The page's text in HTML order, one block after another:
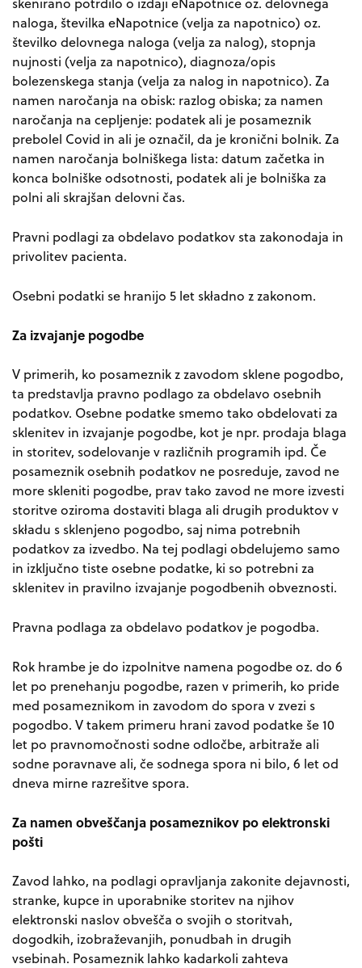
naloga, številka eNapotnice (velja za napotnico) oz.
številko delovnega naloga (velja za nalog), stopnja
nujnosti (velja za napotnico), diagnoza/opis
bolezenskega stanja (velja za nalog in napotnico). Za
namen naročanja na obisk: razlog obiska; za namen
naročanja na cepljenje: podatek ali je posameznik
prebolel Covid in ali je označil, da je kronični bolnik. Za
namen naročanja bolniškega lista: datum začetka in
konca bolniške odsotnosti, podatek ali je bolniška za
polni ali skrajšan delovni čas.
Pravni podlagi za obdelavo podatkov sta zakonodaja in
privolitev pacienta.
Osebni podatki se hranijo 5 let składno z zakonom.
Za izvajanje pogodbe
V primerih, ko posameznik z zavodom sklene pogodbo,
ta predstavlja pravno podlago za obdelavo osebnih
podatkov. Osebne podatke smemo tako obdelovati za
sklenitev in izvajanje pogodbe, kot je npr. prodaja blaga
in storitev, sodelovanje v različnih programih ipd. Če
posameznik osebnih podatkov ne posreduje, zavod ne
more skleniti pogodbe, prav tako zavod ne more izvesti
storitve oziroma dostaviti blaga ali drugih produktov v
składu s sklenjeno pogodbo, saj nima potrebnih
podatkov za izvedbo. Na tej podlagi obdelujemo samo
in izključno tiste osebne podatke, ki so potrebni za
sklenitev in pravilno izvajanje pogodbenih obveznosti.
Pravna podlaga za obdelavo podatkov je pogodba.
Rok hrambe je do izpolnitve namena pogodbe oz. do 6
let po prenehanju pogodbe, razen v primerih, ko pride
med posameznikom in zavodom do spora v zvezi s
pogodbo. V takem primeru hrani zavod podatke še 10
let po pravnomočnosti sodne odločbe, arbitraže ali
sodne poravnave ali, če sodnega spora ni bilo, 6 let od
dneva mirne razrešitve spora.
Za namen obveščanja posameznikov po elektronski
pošti
Zavod lahko, na podlagi opravljanja zakonite dejavnosti,
stranke, kupce in uporabnike storitev na njihov
elektronski naslov obvešča o svojih o storitvah,
dogodkih, izobraževanjih, ponudbah in drugih
vsebinah. Posameznik lahko kadarkoli zahteva